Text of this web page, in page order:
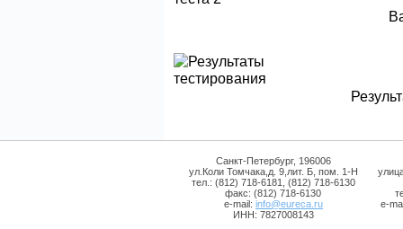
Санкт-Петербург, 196006
ул.Коли Томчака,д. 9,лит. Б, пом. 1-Н
тел.: (812) 718-6181, (812) 718-6130
факс: (812) 718-6130
e-mail: info@eureca.ru
ИНН: 7827008143
e-